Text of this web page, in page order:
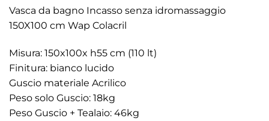
Vasca da bagno Incasso senza idromassaggio
150X100 cm Wap Colacril
Misura: 150x100x h55 cm (110 lt)
Finitura: bianco lucido
Guscio materiale Acrilico
Peso solo Guscio: 18kg
Peso Guscio + Tealaio: 46kg